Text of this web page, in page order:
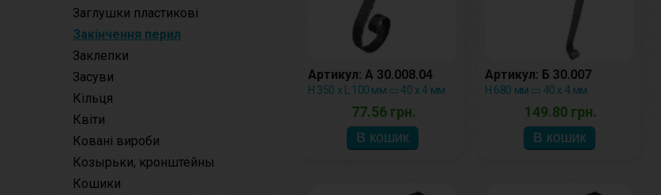
Заглушки пластикові
Закінчення перил
Заклепки
Засуви
Кільця
Квіти
Ковані вироби
Козырьки, кронштейны
Кошики
Артикул: А 30.008.04
H 350 x L 100 мм ▭ 40 х 4 мм
77.56 грн.
Артикул: Б 30.007
H 680 мм ▭ 40 х 4 мм
149.80 грн.